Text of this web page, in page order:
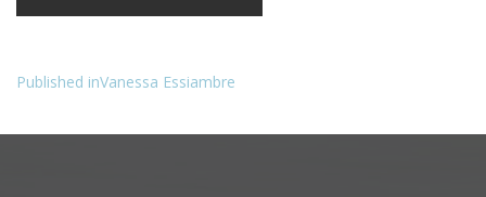
Navigation
Published inVanessa Essiambre